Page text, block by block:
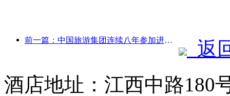
前一篇：中国旅游集团连续八年参加进博会，集中签约超10亿美元
返
酒店地址：江西中路180